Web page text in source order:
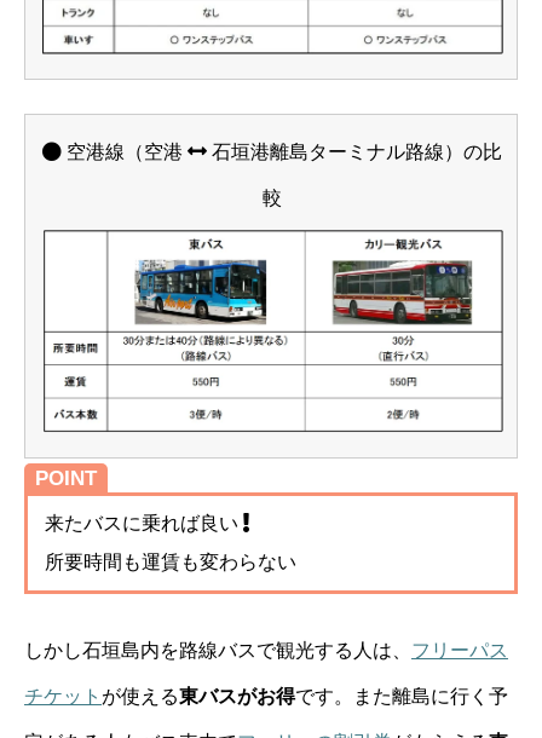
空港線（空港 石垣港離島ターミナル路線）の比
較
POINT
来たバスに乗れば良い
所要時間も運賃も変わらない
しかし石垣島内を路線バスで観光する人は、 フリーパス
チケット が使える東バスがお得です。また離島に行く予